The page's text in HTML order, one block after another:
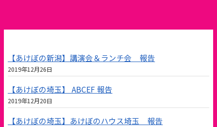
【あけぼの新潟】講演会＆ランチ会 報告
2019年12月26日
【あけぼの埼玉】 ABCEF 報告
2019年12月20日
【あけぼの埼玉】あけぼのハウス埼玉 報告